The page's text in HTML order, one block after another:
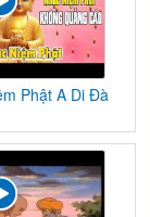
Phật A Di Đà